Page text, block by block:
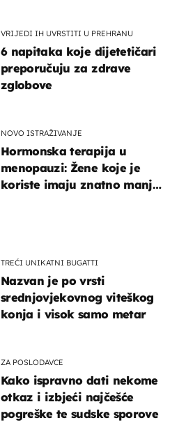
VRIJEDI IH UVRSTITI U PREHRANU
6 napitaka koje dijetetičari
preporučuju za zdrave
zglobove
NOVO ISTRAŽIVANJE
Hormonska terapija u
menopauzi: Žene koje je
koriste imaju znatno manji
TREĆI UNIKATNI BUGATTI
Nazvan je po vrsti
srednjovjekovnog viteškog
konja i visok samo metar
ZA POSLODAVCE
Kako ispravno dati nekome
otkaz i izbjeći najčešće
pogreške te sudske sporove